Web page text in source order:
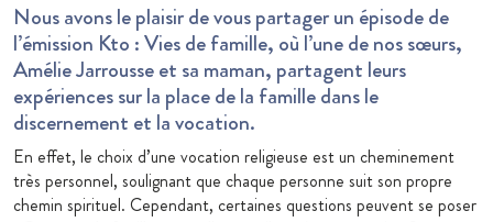
Nous avons le plaisir de vous partager un épisode de
l’émission Kto : Vies de famille, où l’une de nos sœurs,
Amélie Jarrousse et sa maman, partagent leurs
expériences sur la place de la famille dans le
discernement et la vocation.
En effet, le choix d’une vocation religieuse est un cheminement
très personnel, soulignant que chaque personne suit son propre
chemin spirituel. Cependant, certaines questions peuvent se poser